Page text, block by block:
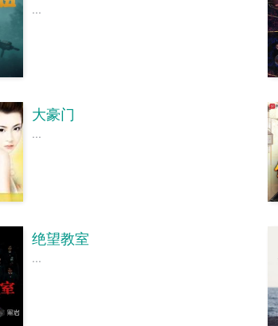
...
大豪门
...
绝望教室
...